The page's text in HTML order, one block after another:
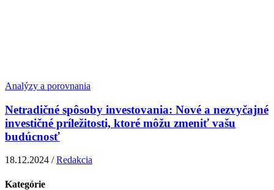
Analýzy a porovnania
Netradičné spôsoby investovania: Nové a nezvyčajné
investičné príležitosti, ktoré môžu zmeniť vašu
budúcnosť
18.12.2024 /Redakcia
Kategórie